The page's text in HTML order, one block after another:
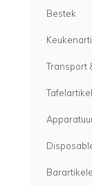
Bestek
Transport